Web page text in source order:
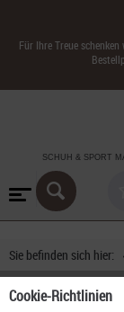
Für Ihre Treue
SCHUH & SPORT
Sie befinden sich hier:
Cookie-Richtlinien